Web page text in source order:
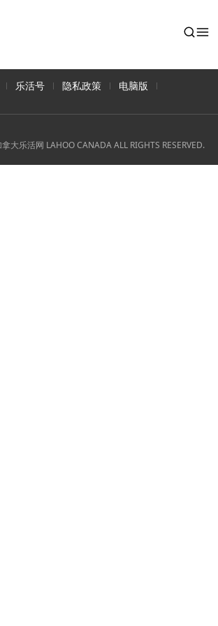
乐活号 隐私政策 电脑版
大乐活网 LAHOO CANADA ALL RIGHTS RESERVED.